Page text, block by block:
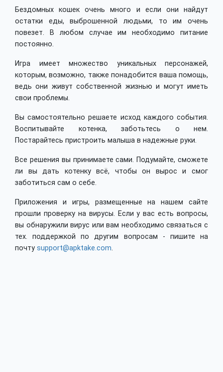
Бездомных кошек очень много и если они найдут
остатки еды, выброшенной людьми, то им очень
повезет. В любом случае им необходимо питание
постоянно.
Игра имеет множество уникальных персонажей,
которым, возможно, также понадобится ваша помощь,
ведь они живут собственной жизнью и могут иметь
свои проблемы.
Вы самостоятельно решаете исход каждого события.
Воспитывайте котенка, заботьтесь о нем.
Постарайтесь пристроить малыша в надежные руки.
Все решения вы принимаете сами. Подумайте, сможете
ли вы дать котенку всё, чтобы он вырос и смог
заботиться сам о себе.
Приложения и игры, размещенные на нашем сайте
прошли проверку на вирусы. Если у вас есть вопросы,
вы обнаружили вирус или вам необходимо связаться с
тех. поддержкой по другим вопросам - пишите на
почту support@apktake.com.